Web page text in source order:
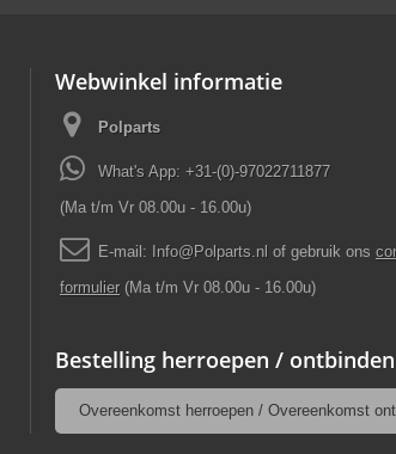
Webwinkel informatie
Polparts
What's App: +31-(0)-97022711877
(Ma t/m Vr 08.00u - 16.00u)
E-mail: Info@ Polparts.nl of gebruik ons
formulier (Ma t/m Vr 08.00u - 16.00u)
Bestelling herroepen / ontbinden
Overeenkomst herroepen / Overeenkomst